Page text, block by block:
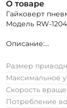
О товаре
Гайковерт
Модель RW-1204
Описание:...
Размер
Максимальное
Скорость
Потребление